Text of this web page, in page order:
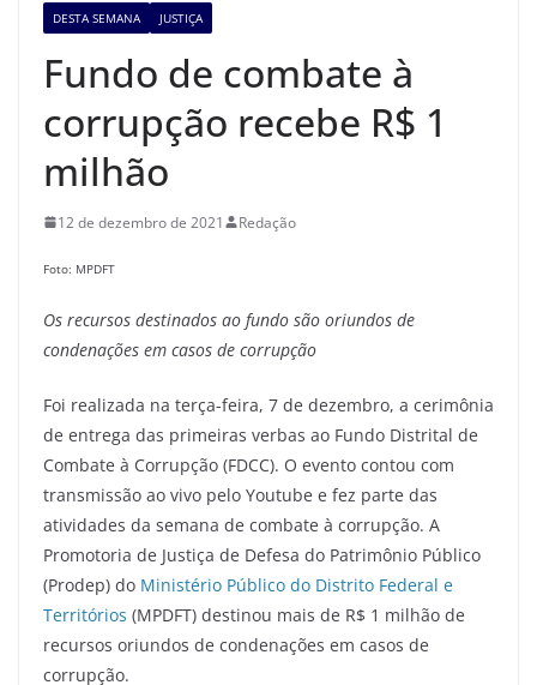
DESTA SEMANA JUSTIÇA
Fundo de combate à
corrupção recebe R$ 1
milhão
12 de dezembro de 2021 Redação
Foto: MPDFT
Os recursos destinados ao fundo são oriundos de
condenações em casos de corrupção
Foi realizada na terça-feira, 7 de dezembro, a cerimônia
de entrega das primeiras verbas ao Fundo Distrital de
Combate à Corrupção (FDCC). O evento contou com
transmissão ao vivo pelo Youtube e fez parte das
atividades da semana de combate à corrupção. A
Promotoria de Justiça de Defesa do Patrimônio Público
(Prodep) do Ministério Público do Distrito Federal e
Territórios (MPDFT) destinou mais de R$ 1 milhão de
recursos oriundos de condenações em casos de
corrupção.